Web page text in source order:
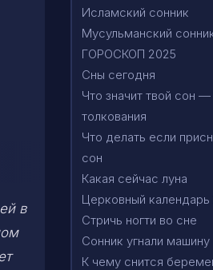
в
Исламский сонник
Мусульманский
ГОРОСКОП 2025
Сны сегодня
Что значит твой сон —
толкования
Что делать если
сон
Какая сейчас луна
Церковный календарь
Стричь ногти во сне
Сонник угнали машину
К чему снится